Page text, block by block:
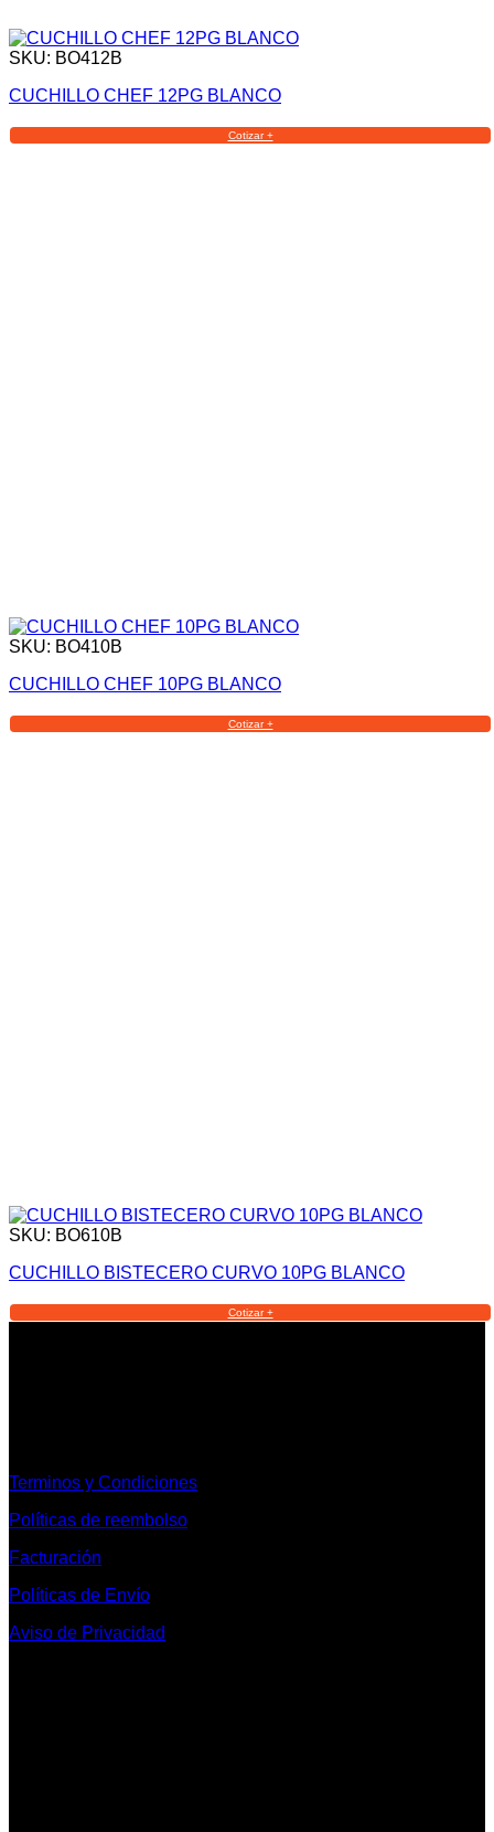
SKU: BO412B
CUCHILLO CHEF 12PG BLANCO
Cotizar +
SKU: BO410B
CUCHILLO CHEF 10PG BLANCO
Cotizar +
SKU: BO610B
CUCHILLO BISTECERO CURVO 10PG BLANCO
Cotizar +
Terminos y Condiciones
Políticas de reembolso
Facturación
Políticas de Envío
Aviso de Privacidad